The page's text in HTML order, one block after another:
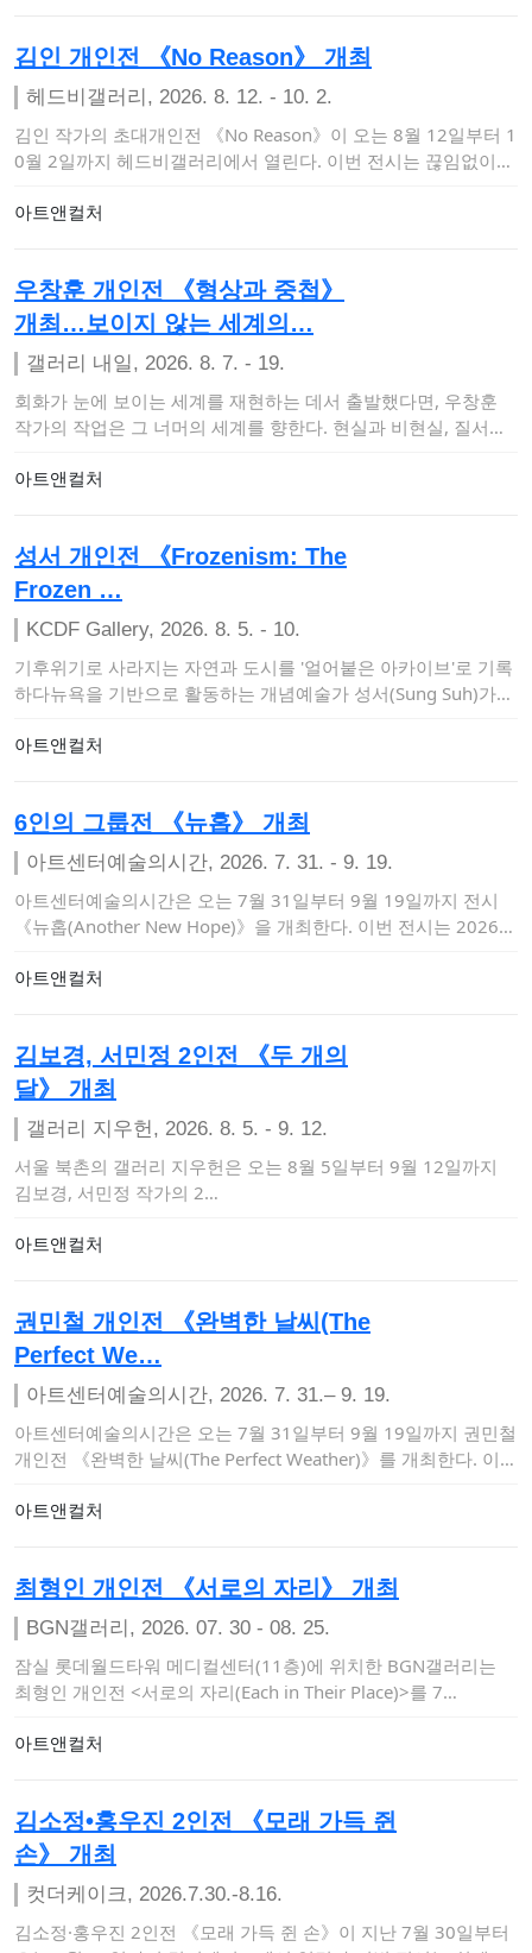
김인 개인전 《No Reason》 개최
헤드비갤러리, 2026. 8. 12. - 10. 2.
김인 작가의 초대개인전 《No Reason》이 오는 8월 12일부터 1
0월 2일까지 헤드비갤러리에서 열린다. 이번 전시는 끊임없이
아트앤컬처
우창훈 개인전 《형상과 중첩》
개최…보이지 않는 세계의…
갤러리 내일, 2026. 8. 7. - 19.
회화가 눈에 보이는 세계를 재현하는 데서 출발했다면, 우창훈
작가의 작업은 그 너머의 세계를 향한다. 현실과 비현실, 질서와
아트앤컬처
성서 개인전 《Frozenism: The
Frozen …
KCDF Gallery, 2026. 8. 5. - 10.
기후위기로 사라지는 자연과 도시를 '얼어붙은 아카이브'로 기록
하다뉴욕을 기반으로 활동하는 개념예술가 성서(Sung Suh)가
아트앤컬처
6인의 그룹전 《뉴홉》 개최
아트센터예술의시간, 2026. 7. 31. - 9. 19.
아트센터예술의시간은 오는 7월 31일부터 9월 19일까지 전시
《뉴홉(Another New Hope)》을 개최한다. 이번 전시는 2026
아트앤컬처
김보경, 서민정 2인전 《두 개의
달》 개최
갤러리 지우헌, 2026. 8. 5. - 9. 12.
서울 북촌의 갤러리 지우헌은 오는 8월 5일부터 9월 12일까지
김보경, 서민정 작가의 2…
아트앤컬처
권민철 개인전 《완벽한 날씨(The
Perfect We…
아트센터예술의시간, 2026. 7. 31.– 9. 19.
아트센터예술의시간은 오는 7월 31일부터 9월 19일까지 권민철
개인전 《완벽한 날씨(The Perfect Weather)》를 개최한다. 이번
아트앤컬처
최형인 개인전 《서로의 자리》 개최
BGN갤러리, 2026. 07. 30 - 08. 25.
잠실 롯데월드타워 메디컬센터(11층)에 위치한 BGN갤러리는
최형인 개인전 <서로의 자리(Each in Their Place)>를 7…
아트앤컬처
김소정•홍우진 2인전 《모래 가득 쥔
손》 개최
컷더케이크, 2026.7.30.-8.16.
김소정·홍우진 2인전 《모래 가득 쥔 손》이 지난 7월 30일부터